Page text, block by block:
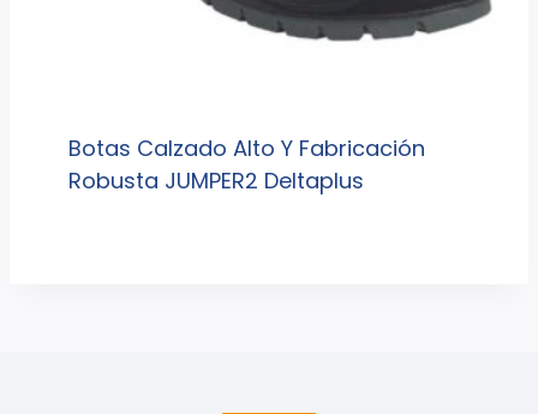
Botas Calzado Alto Y Fabricación
Robusta JUMPER2 Deltaplus